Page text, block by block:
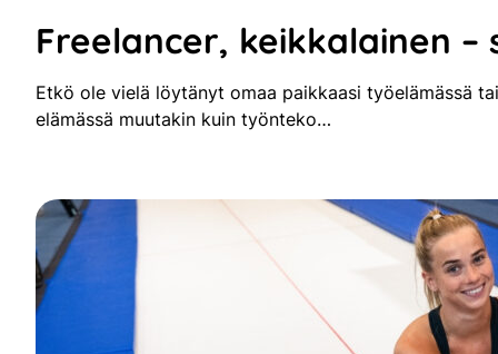
Freelancer, keikkalainen –
Etkö ole vielä löytänyt omaa paikkaasi työelämässä
elämässä muutakin kuin työnteko…